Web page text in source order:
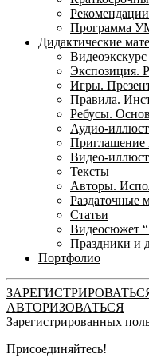
Программа
Дидактические
Экспозиция.
Игры.
Правила.
Ребусы.
Аудио-
Приглашение
Видео-
Тексты
Авторы.
Раздаточные
Статьи
Видеосюжет
Праздники и
Портфолио
АВТОРИЗОВАТЬСЯ
Зарегистрированных
Присоединяйтесь!